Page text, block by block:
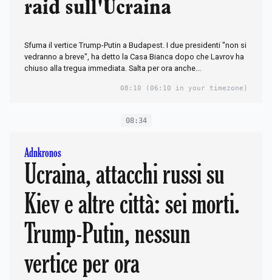
raid sull'Ucraina
Sfuma il vertice Trump-Putin a Budapest. I due presidenti "non si
vedranno a breve", ha detto la Casa Bianca dopo che Lavrov ha
chiuso alla tregua immediata. Salta per ora anche...
08:10 (06:10 in your timezone)
08:34
Adnkronos
Ucraina, attacchi russi su
Kiev e altre città: sei morti.
Trump-Putin, nessun
vertice per ora